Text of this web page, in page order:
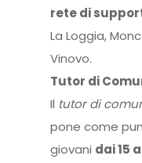
rete di
La Loggia,
Vinovo.
Tutor di
Il tutor di
pone come
giovani dai 15